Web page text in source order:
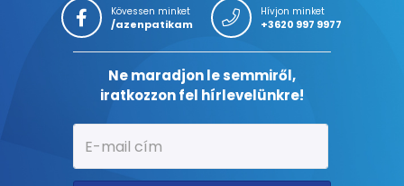
Kövessen minket
/azenpatikam
Hívjon minket
+3620 997 9977
Ne maradjon le semmiről,
iratkozzon fel hírlevelünkre!